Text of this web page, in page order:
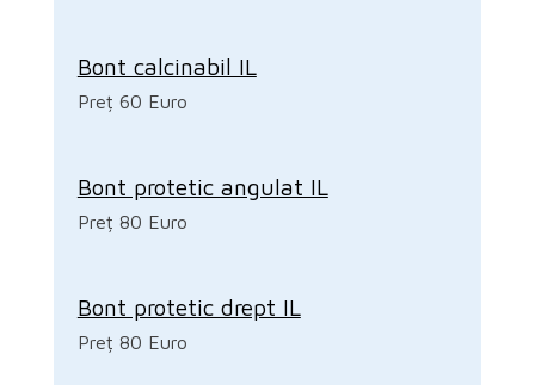
Bont calcinabil IL
Preț 60 Euro
Bont protetic angulat IL
Preț 80 Euro
Bont protetic drept IL
Preț 80 Euro